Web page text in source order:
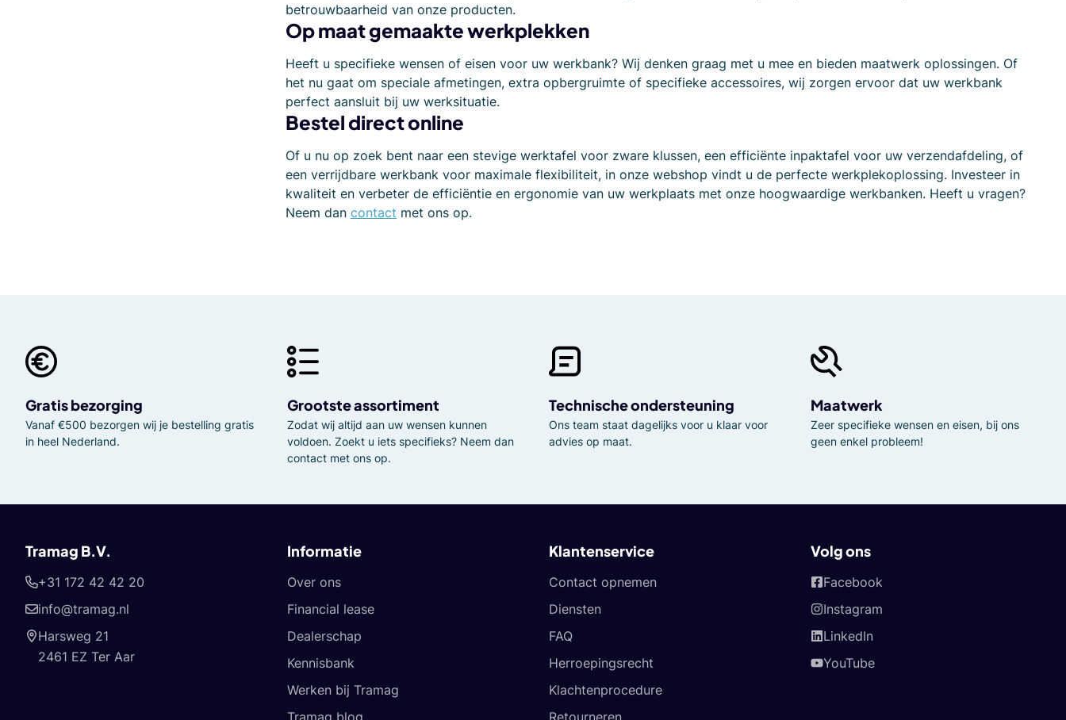
betrouwbaarheid van onze producten.
Op maat gemaakte werkplekken
Heeft u specifieke wensen of eisen voor uw werkbank? Wij denken graag met u mee en bieden maatwerk oplossingen. Of
het nu gaat om speciale afmetingen, extra opbergruimte of specifieke accessoires, wij zorgen ervoor dat uw werkbank
perfect aansluit bij uw werksituatie.
Bestel direct online
Of u nu op zoek bent naar een stevige werktafel voor zware klussen, een efficiënte inpaktafel voor uw verzendafdeling, of
een verrijdbare werkbank voor maximale flexibiliteit, in onze webshop vindt u de perfecte werkplekoplossing. Investeer in
kwaliteit en verbeter de efficiëntie en ergonomie van uw werkplaats met onze hoogwaardige werkbanken. Heeft u vragen?
Neem dan contact met ons op.
Gratis bezorging
Vanaf €500 bezorgen wij je bestelling gratis
in heel Nederland.
Grootste assortiment
Zodat wij altijd aan uw wensen kunnen
voldoen. Zoekt u iets specifieks? Neem dan
contact met ons op.
Technische ondersteuning
Ons team staat dagelijks voor u klaar voor
advies op maat.
Maatwerk
Zeer specifieke wensen en eisen, bij ons
geen enkel probleem!
Tramag B.V.
+31 172 42 42 20
info@tramag.nl
Harsweg 21
2461 EZ Ter Aar
Informatie
Over ons
Financial lease
Dealerschap
Kennisbank
Werken bij Tramag
Tramag blog
Klantenservice
Contact opnemen
Diensten
FAQ
Herroepingsrecht
Klachtenprocedure
Retourneren
Volg ons
Facebook
Instagram
LinkedIn
YouTube